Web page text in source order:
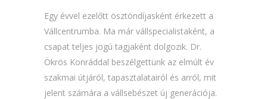
Egy évvel ezelőtt ösztöndíjasként érkezett a
Vállcentrumba. Ma már vállspecialistaként, a
csapat teljes jogú tagjaként dolgozik. Dr.
Ökrös Konráddal beszélgettünk az elmúlt év
szakmai útjáról, tapasztalatairól és arról, mit
jelent számára a vállsebészet új generációja.